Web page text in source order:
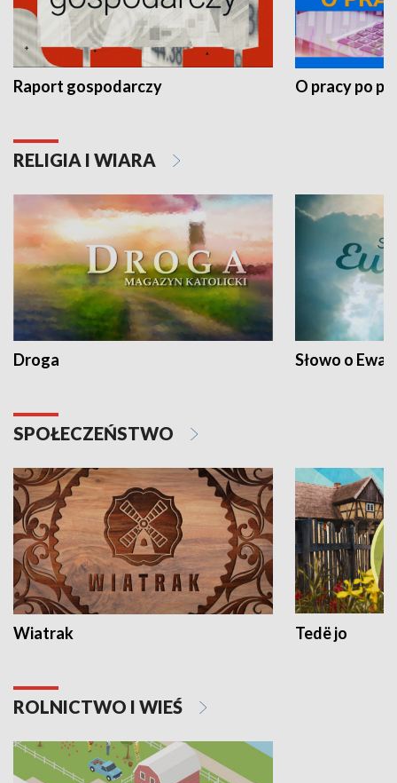
Raport gospodarczy O pracy po
RELIGIA I WIARA
Droga Słowo o
SPOŁECZEŃSTWO
Wiatrak Tedë jo
ROLNICTWO I WIEŚ